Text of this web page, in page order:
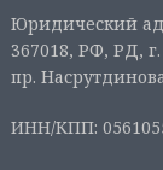
Юридический
367018, РФ, РД,
пр.
ИНН/КПП: